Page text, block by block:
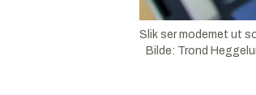
Slik ser modemet ut
Bilde: Trond